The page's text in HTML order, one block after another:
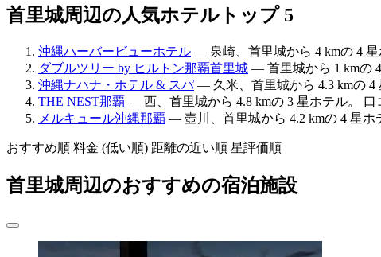
首里城周辺の人気ホテルトップ 5
沖縄ハーバービューホテル — 泉崎、首里城から 4 kmの 4 星
ダブルツリー by ヒルトン那覇首里城 — 首里城から 1 kmの
沖縄ナハナ・ホテル & スパ— 久米、首里城から 4.3 kmの 4
THE NEST那覇 — 西、首里城から 4.8 kmの 3 星ホテル。 口
メルキュール沖縄那覇 — 壺川、首里城から 4.2 kmの 4 星ホ
おすすめ順 料金 (低い順) 距離の近い順 星評価順
首里城周辺のおすすめの宿泊施設